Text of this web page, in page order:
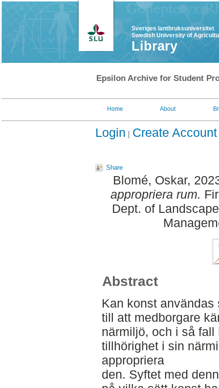
Sveriges lantbruksuniversitet
Swedish University of
Library
Epsilon Archive for Student
Home About
Login Create Account
Share
Blomé, Oskar,
appropriera rum.
Dept. of
Abstract
Kan konst
till att medborgare
närmiljö, och i så fall
tillhörighet i sin
appropriera
den. Syftet med